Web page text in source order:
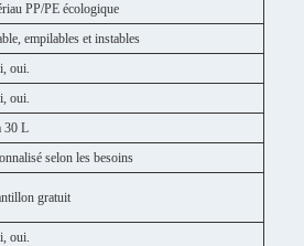
PP/PE écologique
empilables et instables
oui.
oui.
30 L
selon les besoins
gratuit
oui.